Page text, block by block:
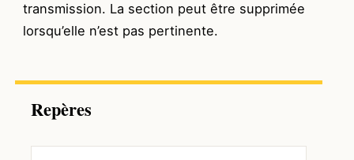
transmission. La section peut être supprimée
lorsqu’elle n’est pas pertinente.
Repères